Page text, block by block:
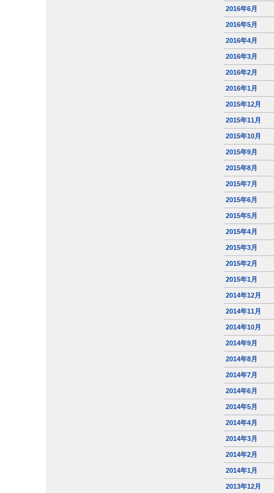
2016年6月
2016年5月
2016年4月
2016年3月
2016年2月
2016年1月
2015年12月
2015年11月
2015年10月
2015年9月
2015年8月
2015年7月
2015年6月
2015年5月
2015年4月
2015年3月
2015年2月
2015年1月
2014年12月
2014年11月
2014年10月
2014年9月
2014年8月
2014年7月
2014年6月
2014年5月
2014年4月
2014年3月
2014年2月
2014年1月
2013年12月